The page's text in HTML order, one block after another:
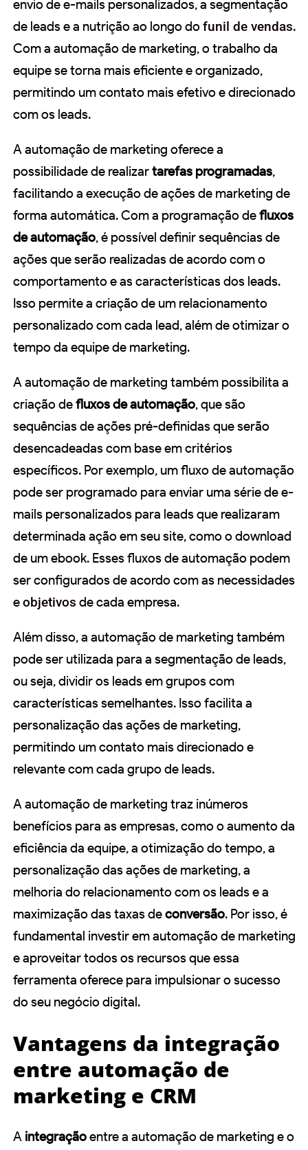
envio de e-mails personalizados, a segmentação
de leads e a nutrição ao longo do funil de vendas.
Com a automação de marketing, o trabalho da
equipe se torna mais eficiente e organizado,
permitindo um contato mais efetivo e direcionado
com os leads.
A automação de marketing oferece a
possibilidade de realizartarefas programadas,
facilitando a execução de ações de marketing de
forma automática. Com a programação defluxos
de automação, é possível definir sequências de
ações que serão realizadas de acordo com o
comportamento e as características dos leads.
Isso permite a criação de um relacionamento
personalizado com cada lead, além de otimizar o
tempo da equipe de marketing.
A automação de marketing também possibilita a
criação defluxos de automação, que são
sequências de ações pré-definidas que serão
desencadeadas com base em critérios
específicos. Por exemplo, um fluxo de automação
pode ser programado para enviar uma série de e-
mails personalizados para leads que realizaram
determinada ação em seu site, como o download
de um ebook. Esses fluxos de automação podem
ser configurados de acordo com as necessidades
eobjetivos de cada empresa.
Além disso, a automação de marketing também
pode ser utilizada para a segmentação de leads,
ou seja, dividir os leads em grupos com
características semelhantes. Isso facilita a
personalização das ações de marketing,
permitindo um contato mais direcionado e
relevante com cada grupo de leads.
A automação de marketing traz inúmeros
benefícios para as empresas, como o aumento da
eficiência da equipe, a otimização do tempo, a
personalização das ações de marketing, a
melhoria do relacionamento com os leads e a
maximização das taxas deconversão. Por isso, é
fundamental investir em automação de marketing
e aproveitar todos os recursos que essa
ferramenta oferece para impulsionar o sucesso
do seu negócio digital.
Vantagens da integração
entre automação de
marketing e CRM
A integraçãoentre a automação de marketing e o